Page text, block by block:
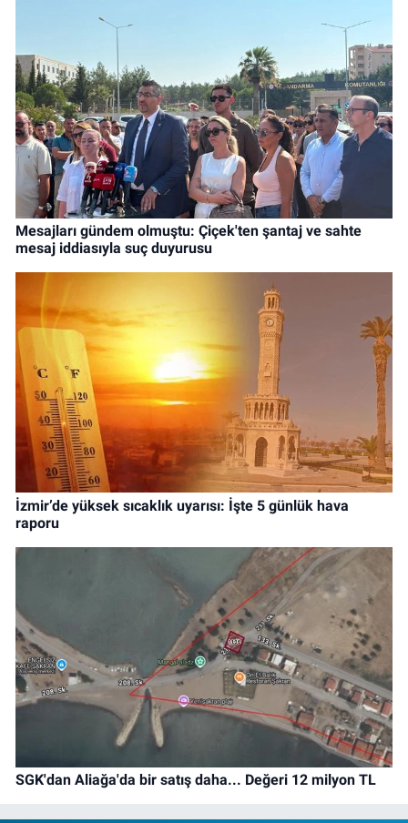
Mesajları gündem olmuştu: Çiçek'ten şantaj ve sahte
mesaj iddiasıyla suç duyurusu
İzmir’de yüksek sıcaklık uyarısı: İşte 5 günlük hava
raporu
SGK'dan Aliağa'da bir satış daha... Değeri 12 milyon TL